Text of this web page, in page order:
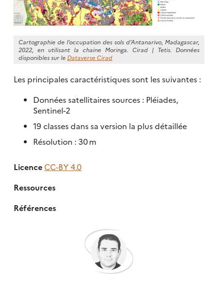
Cartographie de l’occupation des sols d’Antanarivo, Madagascar,
2022, en utilisant la chaine Moringa. Cirad | Tetis. Données
disponibles sur le Dataverse Cirad
Les principales caractéristiques sont les suivantes :
Données satellitaires sources : Pléiades,
Sentinel-2
19 classes dans sa version la plus détaillée
Résolution : 30 m
Licence CC-BY 4.0
Ressources
Références